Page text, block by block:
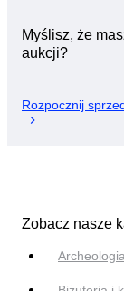
Myślisz, że
aukcji?
Rozpocznij
Zobacz nasze